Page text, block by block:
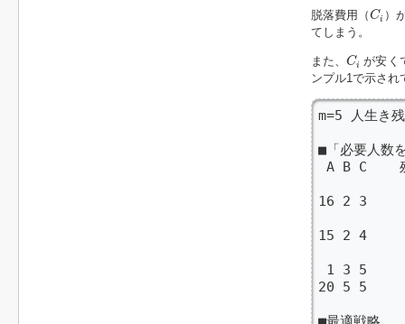
脱落費用（Ci
Ci ）
てしまう。
また、 Ci
Ci が安く
ンプル1で示され
m=5 人生き
■「必要人数
A B C
16 2 3
15 2 4
1 3 5
20 5 5
■最適戦略